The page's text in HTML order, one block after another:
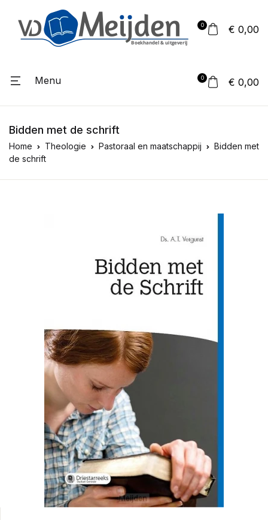
0 € 0,00
Menu 0 € 0,00
Bidden met de schrift
Home Theologie Pastoraal en maatschappij
Bidden met
de schrift